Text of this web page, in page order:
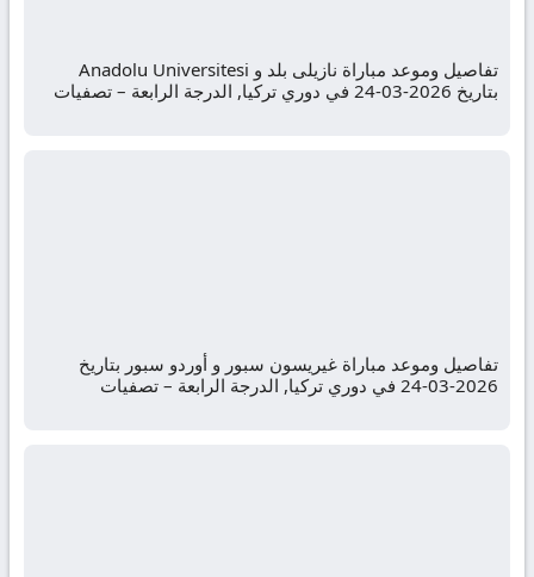
تفاصيل وموعد مباراة نازيلى بلد و Anadolu Universitesi
بتاريخ 2026-03-24 في دوري تركيا, الدرجة الرابعة – تصفيات
تفاصيل وموعد مباراة غيريسون سبور و أوردو سبور بتاريخ
2026-03-24 في دوري تركيا, الدرجة الرابعة – تصفيات